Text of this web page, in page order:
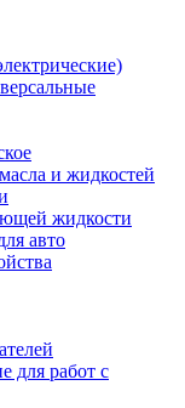
и жидкостей
жидкости
авто
для работ с